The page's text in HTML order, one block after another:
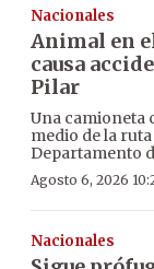
Nacionales
Animal en
causa
Pilar
Una camioneta
medio de la
Departamento
Agosto 6, 2026
Nacionales